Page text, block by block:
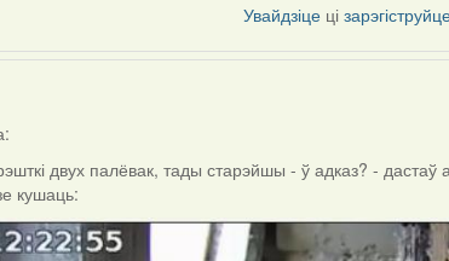
Увайдзіце ці
двух палёвак, тады старэйшы - ў адказ? - дастаў
кушаць: